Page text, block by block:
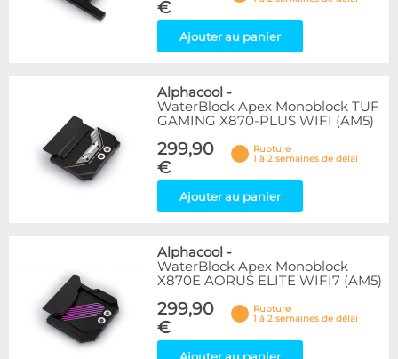
€
Ajouter au panier
Alphacool -
WaterBlock Apex Monoblock TUF
GAMING X870-PLUS WIFI (AM5)
299,90
€
Rupture
1 à 2 semaines de délai
Ajouter au panier
Alphacool -
WaterBlock Apex Monoblock
X870E AORUS ELITE WIFI7 (AM5)
299,90
€
Rupture
1 à 2 semaines de délai